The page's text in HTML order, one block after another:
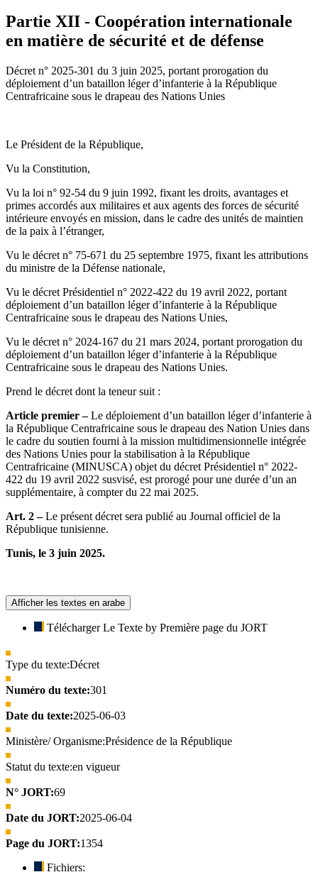
Partie XII - Coopération internationale
en matière de sécurité et de défense
Décret n° 2025-301 du 3 juin 2025, portant prorogation du
déploiement d’un bataillon léger d’infanterie à la République
Centrafricaine sous le drapeau des Nations Unies
Le Président de la République,
Vu la Constitution,
Vu la loi n° 92-54 du 9 juin 1992, fixant les droits, avantages et
primes accordés aux militaires et aux agents des forces de sécurité
intérieure envoyés en mission, dans le cadre des unités de maintien
de la paix à l’étranger,
Vu le décret n° 75-671 du 25 septembre 1975, fixant les attributions
du ministre de la Défense nationale,
Vu le décret Présidentiel n° 2022-422 du 19 avril 2022, portant
déploiement d’un bataillon léger d’infanterie à la République
Centrafricaine sous le drapeau des Nations Unies,
Vu le décret n° 2024-167 du 21 mars 2024, portant prorogation du
déploiement d’un bataillon léger d’infanterie à la République
Centrafricaine sous le drapeau des Nations Unies.
Prend le décret dont la teneur suit :
Article premier –Le déploiement d’un bataillon léger d’infanterie à
la République Centrafricaine sous le drapeau des Nation Unies dans
le cadre du soutien fourni à la mission multidimensionnelle intégrée
des Nations Unies pour la stabilisation à la République
Centrafricaine (MINUSCA) objet du décret Présidentiel n° 2022-
422 du 19 avril 2022 susvisé, est prorogé pour une durée d’un an
supplémentaire, à compter du 22 mai 2025.
Art. 2 –Le présent décret sera publié au Journal officiel de la
République tunisienne.
Tunis, le 3 juin 2025.
Afficher les textes en arabe
Télécharger Le Texte by Première page du JORT
Type du texte:Décret
Numéro du texte:301
Date du texte:2025-06-03
Ministère/ Organisme:Présidence de la République
Statut du texte:en vigueur
N° JORT:69
Date du JORT:2025-06-04
Page du JORT:1354
Fichiers: